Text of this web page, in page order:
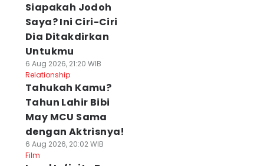
Siapakah Jodoh
Saya? Ini Ciri-Ciri
Dia Ditakdirkan
Untukmu
6 Aug 2026, 21:20 WIB
Relationship
Tahukah Kamu?
Tahun Lahir Bibi
May MCU Sama
dengan Aktrisnya!
6 Aug 2026, 20:02 WIB
Film